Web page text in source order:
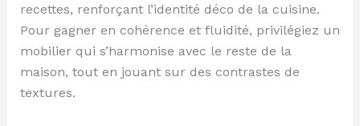
recettes, renforçant l’identité déco de la cuisine.
Pour gagner en cohérence et fluidité, privilégiez un
mobilier qui s’harmonise avec le reste de la
maison, tout en jouant sur des contrastes de
textures.